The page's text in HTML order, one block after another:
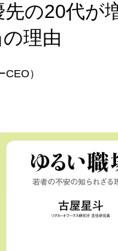
の20代が
理由
）